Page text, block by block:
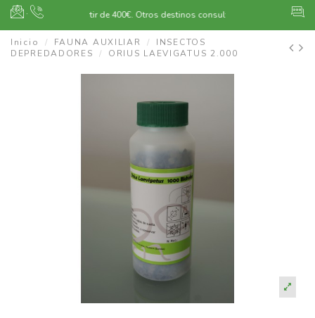
·
Envío gratuito a partir de 400€. Otros destinos consultar
Inicio FAUNA AUXILIAR
INSECTOS
DEPREDADORES
ORIUS LAEVIGATUS 2.000